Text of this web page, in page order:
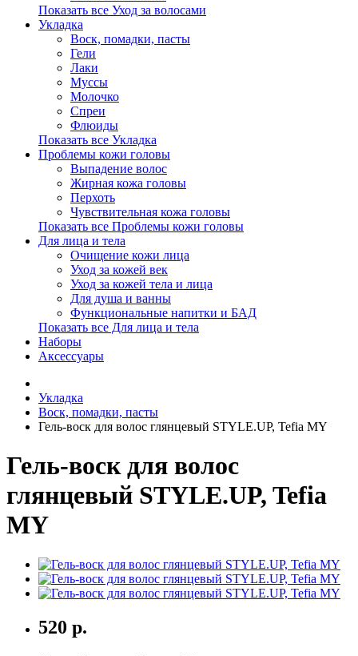
Показать все Уход за волосами
Укладка
Воск, помадки, пасты
Гели
Лаки
Муссы
Молочко
Спреи
Флюиды
Показать все Укладка
Проблемы кожи головы
Выпадение волос
Жирная кожа головы
Перхоть
Чувствительная кожа головы
Показать все Проблемы кожи головы
Для лица и тела
Очищение кожи лица
Уход за кожей век
Уход за кожей тела и лица
Для душа и ванны
Функциональные напитки и БАД
Показать все Для лица и тела
Наборы
Аксессуары
Укладка
Воск, помадки, пасты
Гель-воск для волос глянцевый STYLE.UP, Tefia MY
Гель-воск для волос
глянцевый STYLE.UP, Tefia
MY
520 р.